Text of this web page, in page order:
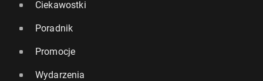
Ciekawostki
Poradnik
Promocje
Wydarzenia